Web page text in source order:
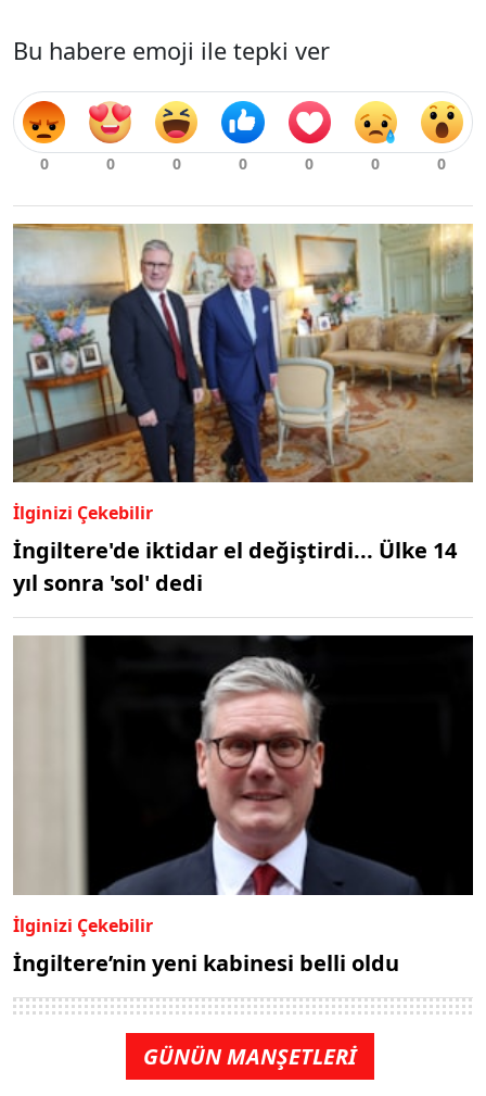
Bu habere emoji ile tepki ver
İlginizi Çekebilir
İngiltere'de iktidar el değiştirdi... Ülke 14
yıl sonra 'sol' dedi
İlginizi Çekebilir
İngiltere’nin yeni kabinesi belli oldu
GÜNÜN MANŞETLERİ